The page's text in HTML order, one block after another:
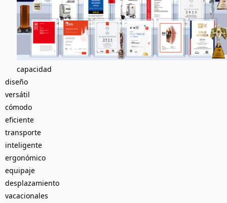
capacidad
diseño
versátil
cómodo
eficiente
transporte
inteligente
ergonómico
equipaje
desplazamiento
vacacionales